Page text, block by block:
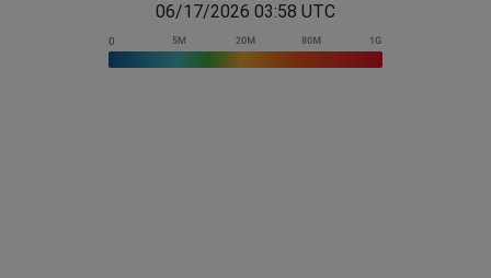
06/17/2026 03:58 UTC